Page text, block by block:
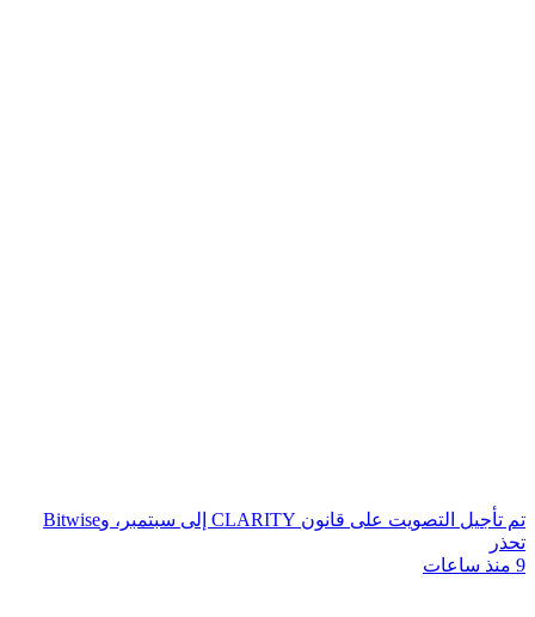
تم تأجيل التصويت على قانون CLARITY إلى سبتمبر، وBitwise
تحذر
9 منذ ساعات